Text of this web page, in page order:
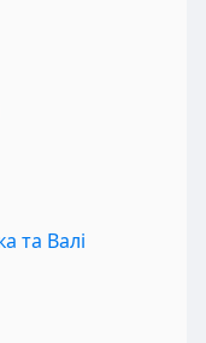
та Валі